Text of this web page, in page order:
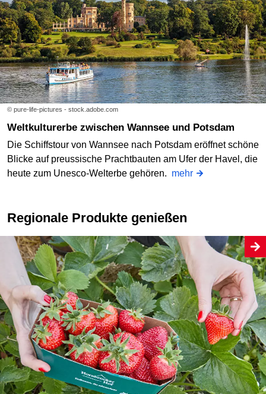
© pure-life-pictures - stock.adobe.com
Weltkulturerbe zwischen Wannsee und Potsdam
Die Schiffstour von Wannsee nach Potsdam eröffnet schöne
Blicke auf preussische Prachtbauten am Ufer der Havel, die
heute zum Unesco-Welterbe gehören. mehr
Regionale Produkte genießen